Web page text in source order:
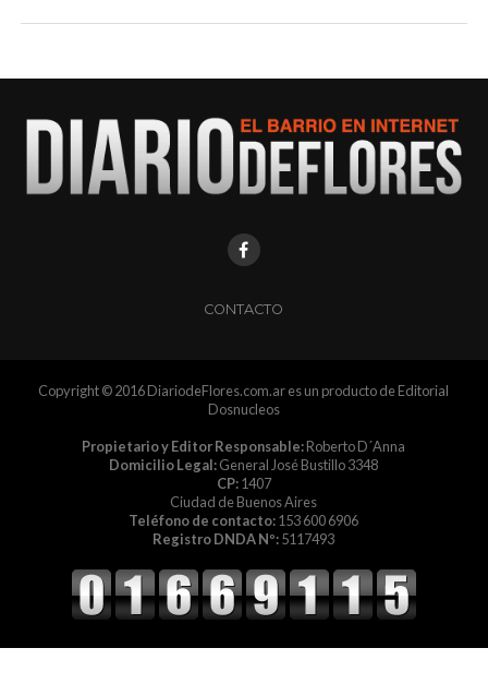
CONTACTO
Copyright © 2016 DiariodeFlores.com.ar es un producto de Editorial
Dosnucleos
Propietario y Editor Responsable:Roberto D´Anna
Domicilio Legal:General José Bustillo 3348
CP:1407
Ciudad de Buenos Aires
Teléfono de contacto:153 600 6906
Registro DNDA Nº:5117493